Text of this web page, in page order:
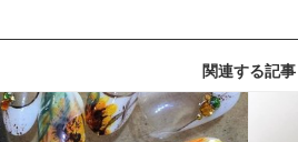
関連する記事